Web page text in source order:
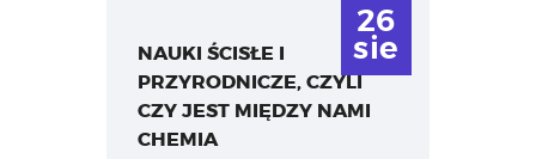
26
sie
NAUKI ŚCISŁE I
PRZYRODNICZE, CZYLI
CZY JEST MIĘDZY NAMI
CHEMIA